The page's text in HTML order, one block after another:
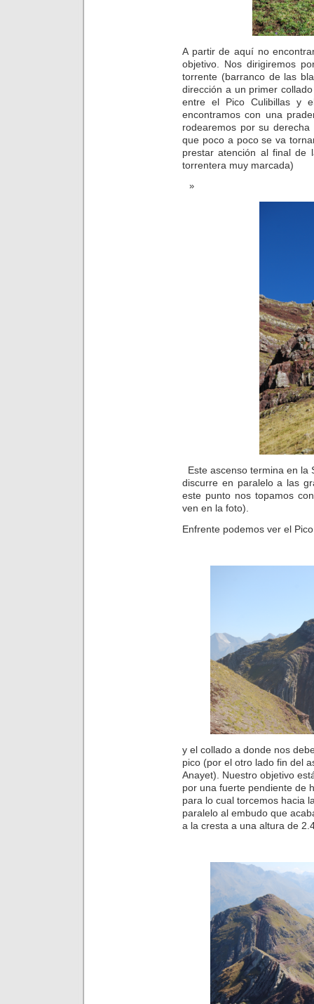
A partir de aquí no
objetivo. Nos dirigiremos
torrente (barranco de las
dirección a un primer
entre el Pico Culibillas y
encontramos con una
rodearemos por su
que poco a poco se va
prestar atención al final de
torrentera muy marcada)
Este ascenso termina en la
discurre en paralelo a las
este punto nos topamos
ven en la foto).
Enfrente podemos ver el
y el collado a donde nos
pico (por el otro lado fin del
Anayet). Nuestro objetivo
por una fuerte pendiente de
para lo cual torcemos hacia
paralelo al embudo que
a la cresta a una altura de